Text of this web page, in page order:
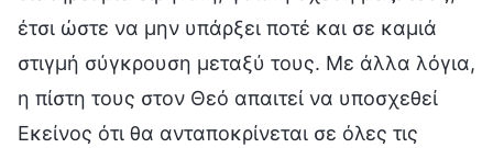
έτσι ώστε να μην υπάρξει ποτέ και σε καμιά
στιγμή σύγκρουση μεταξύ τους. Με άλλα λόγια,
η πίστη τους στον Θεό απαιτεί να υποσχεθεί
Εκείνος ότι θα ανταποκρίνεται σε όλες τις